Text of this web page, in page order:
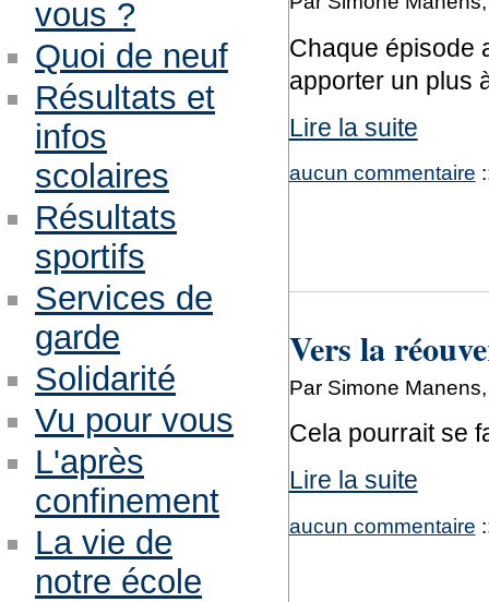
Chaque épisode
apporter un plus
Lire la suite
aucun commentaire
Vers la
Par Simone
Cela pourrait se
Lire la suite
aucun commentaire
vous ?
Quoi de neuf
Résultats et
infos
scolaires
Résultats
sportifs
Services de
garde
Solidarité
Vu pour vous
L'après
confinement
La vie de
notre école